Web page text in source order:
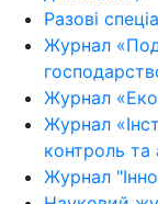
Разові
Журнал
Журнал
Журнал
контроль та
Журнал